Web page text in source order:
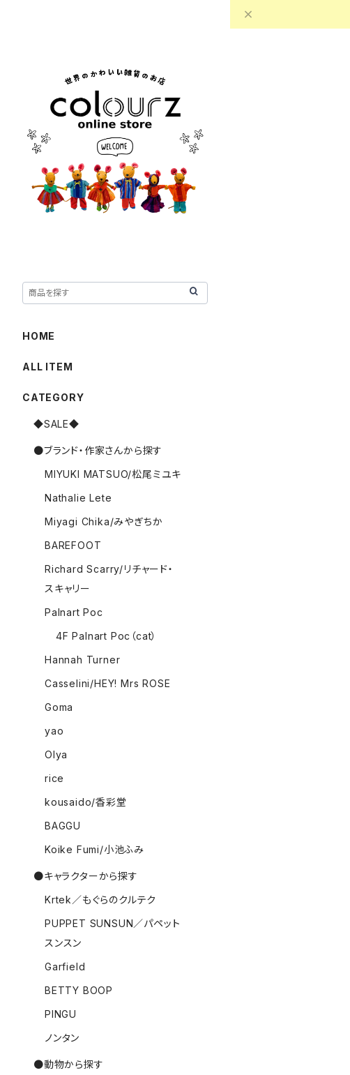
HOME
ALL ITEM
CATEGORY
◆SALE◆
●ブランド・作家さんから探す
MIYUKI MATSUO/松尾ミユキ
Nathalie Lete
Miyagi Chika/みやぎちか
BAREFOOT
Richard Scarry/リチャード・
スキャリー
Palnart Poc
4F Palnart Poc（cat）
Hannah Turner
Casselini/HEY! Mrs ROSE
Goma
yao
Olya
rice
kousaido/香彩堂
BAGGU
Koike Fumi/小池ふみ
●キャラクターから探す
Krtek／もぐらのクルテク
PUPPET SUNSUN／パペット
スンスン
Garfield
BETTY BOOP
PINGU
ノンタン
●動物から探す